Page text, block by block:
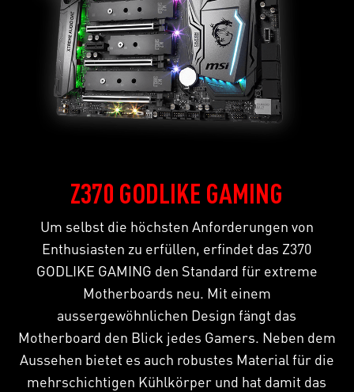
Z370 GODLIKE GAMING
Um selbst die höchsten Anforderungen von
Enthusiasten zu erfüllen, erfindet das Z370
GODLIKE GAMING den Standard für extreme
Motherboards neu. Mit einem
aussergewöhnlichen Design fängt das
Motherboard den Blick jedes Gamers. Neben dem
Aussehen bietet es auch robustes Material für die
mehrschichtigen Kühlkörper und hat damit das